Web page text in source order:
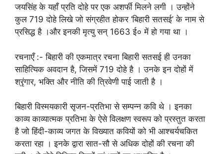
जयसिंह के यहाँ प्रति दोहे पर एक अशर्फी मिलने लगी । उन्होंने
कुल 719 दोहे लिखे जो संग्रहीत होकर ‘बिहारी सतसई’ के नाम से
प्रसिद्ध है ।और इनकी मृत्यु सन् 1663 ई० में हो गया था ।
रचनाएँ :- बिहारी की एकमात्र रचना बिहारी सतसई ही उनका
साहित्यिक अवदान है, जिसमें 719 दोहे है । उनके इन दोहों में
श्रृंगार, भक्ति और नीति की त्रिवेणी पाई जाती है ।
बिहारी विस्मयकारी सृजन-प्रतिभा से सम्पन्न कवि थे । इनका
काव्य काव्यात्मक प्रतिभा के ऐसे विलक्षण स्वरूप को प्रस्तुत करता
है जो हिंदी-काव्य जगत के विख्यात कवियों को भी आश्चर्यचकित
करता रहा । इनके द्वारा सात-सौ से अधिक दोहों की रचना की